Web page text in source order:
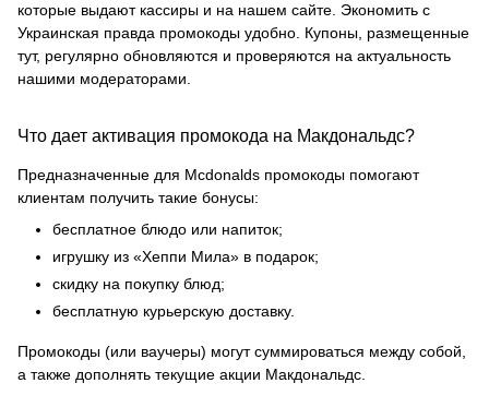
которые выдают кассиры и на нашем сайте. Экономить с
Украинская правда промокоды удобно. Купоны, размещенные
тут, регулярно обновляются и проверяются на актуальность
нашими модераторами.
Что дает активация промокода на Макдональдс?
Предназначенные для Mcdonalds промокоды помогают
клиентам получить такие бонусы:
бесплатное блюдо или напиток;
игрушку из «Хеппи Мила» в подарок;
скидку на покупку блюд;
бесплатную курьерскую доставку.
Промокоды (или ваучеры) могут суммироваться между собой,
а также дополнять текущие акции Макдональдс.